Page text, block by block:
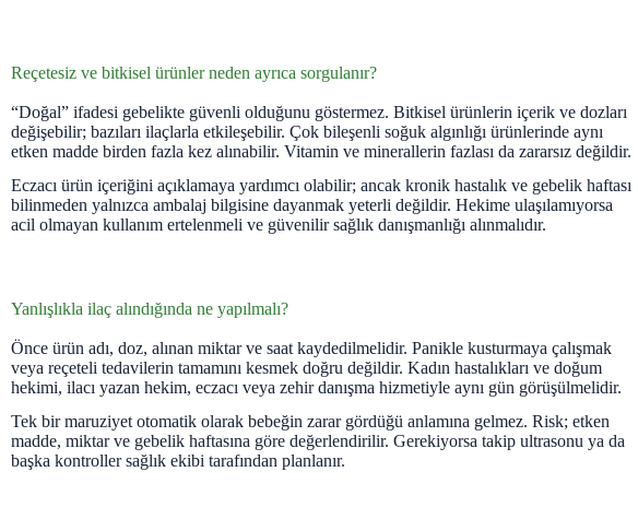
Reçetesiz ve bitkisel ürünler neden ayrıca sorgulanır?
“Doğal” ifadesi gebelikte güvenli olduğunu göstermez. Bitkisel ürünlerin içerik ve dozları
değişebilir; bazıları ilaçlarla etkileşebilir. Çok bileşenli soğuk algınlığı ürünlerinde aynı
etken madde birden fazla kez alınabilir. Vitamin ve minerallerin fazlası da zararsız değildir.
Eczacı ürün içeriğini açıklamaya yardımcı olabilir; ancak kronik hastalık ve gebelik haftası
bilinmeden yalnızca ambalaj bilgisine dayanmak yeterli değildir. Hekime ulaşılamıyorsa
acil olmayan kullanım ertelenmeli ve güvenilir sağlık danışmanlığı alınmalıdır.
Yanlışlıkla ilaç alındığında ne yapılmalı?
Önce ürün adı, doz, alınan miktar ve saat kaydedilmelidir. Panikle kusturmaya çalışmak
veya reçeteli tedavilerin tamamını kesmek doğru değildir. Kadın hastalıkları ve doğum
hekimi, ilacı yazan hekim, eczacı veya zehir danışma hizmetiyle aynı gün görüşülmelidir.
Tek bir maruziyet otomatik olarak bebeğin zarar gördüğü anlamına gelmez. Risk; etken
madde, miktar ve gebelik haftasına göre değerlendirilir. Gerekiyorsa takip ultrasonu ya da
başka kontroller sağlık ekibi tarafından planlanır.